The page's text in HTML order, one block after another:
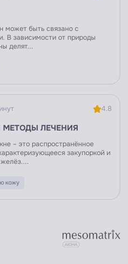
может быть связано с
В зависимости от природы
делят...
4.8
ЛЕЧЕНИЯ
– это распространённое
закупоркой и
кожу